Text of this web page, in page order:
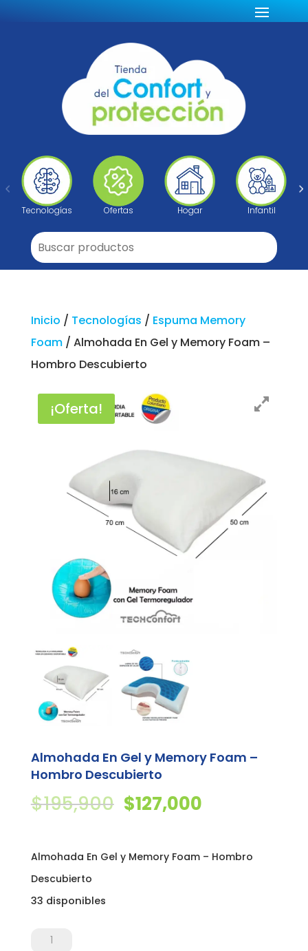
Tecnologías Ofertas Hogar Infantil
Buscar:
Inicio / Tecnologías / Espuma Memory
Foam/ Almohada En Gel y Memory Foam –
Hombro Descubierto
¡Oferta!
Almohada En Gel y Memory Foam –
Hombro Descubierto
$195,900 El
original
era:
$127,000El
actual
Almohada En Gel y Memory Foam – Hombro
Descubierto
33 disponibles
Almohada